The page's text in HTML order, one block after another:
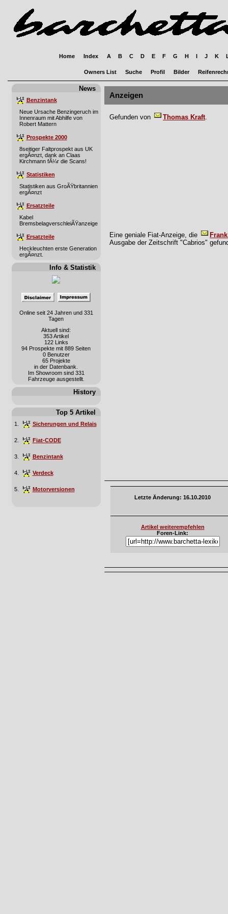
Home Index A B C D E F G H I J K
Owners List Suche Profil Bilder
News
Benzintank
Neue Ursache Benzingeruch im
Innenraum mit Abhilfe von
Robert Mattern
Prospekte 2000
8seitiger Faltprospekt aus UK
ergÃ¤nzt, dank an Claas
Kirchmann fÃ¼r die Scans!
Statistiken
Statistiken aus GroÃŸbritannien
ergÃ¤nzt
Ersatzteile
Kabel
BremsbelagverschleiÃŸanzeige
Ersatzteile
Heckleuchten erste Generation
ergÃ¤nzt.
Info & Statistik
Online seit 24 Jahren und 331
Tagen
Aktuell sind:
353 Artikel
122 Links
94 Prospekte mit 889 Seiten
0 Benutzer
65 Projekte
in der Datenbank.
Im Showroom sind 331
Fahrzeuge ausgestellt.
History
Top 5 Artikel
1. Sicherungen und Relais
2. Fiat-CODE
3. Benzintank
4. Verdeck
5. Motorversionen
Anzeigen
Gefunden von Thomas Kraft.
Eine geniale Fiat-Anzeige, die
Ausgabe der Zeitschrift "Cabrios"
Letzte Änderung: 16.10.2010
Artikel weiterempfehlen
Foren-Link: